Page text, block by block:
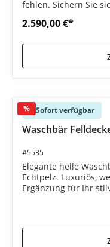
fehlen. Sichern Sie
2.590,00 €*
% Sofort verfügbar
Waschbär
#5535
Elegante helle
Echtpelz. Luxuriös,
Ergänzung für Ihr